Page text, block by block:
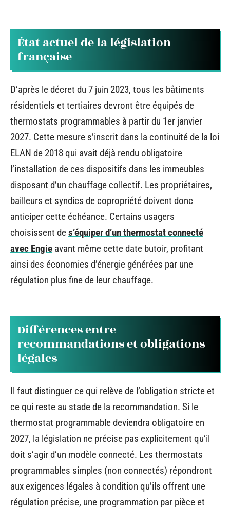
État actuel de la législation
française
D’après le décret du 7 juin 2023, tous les bâtiments
résidentiels et tertiaires devront être équipés de
thermostats programmables à partir du 1er janvier
2027. Cette mesure s’inscrit dans la continuité de la loi
ELAN de 2018 qui avait déjà rendu obligatoire
l’installation de ces dispositifs dans les immeubles
disposant d’un chauffage collectif. Les propriétaires,
bailleurs et syndics de copropriété doivent donc
anticiper cette échéance. Certains usagers
choisissent des’équiper d’un thermostat connecté
avec Engie avant même cette date butoir, profitant
ainsi des économies d’énergie générées par une
régulation plus fine de leur chauffage.
Différences entre
recommandations et obligations
légales
Il faut distinguer ce qui relève de l’obligation stricte et
ce qui reste au stade de la recommandation. Si le
thermostat programmable deviendra obligatoire en
2027, la législation ne précise pas explicitement qu’il
doit s’agir d’un modèle connecté. Les thermostats
programmables simples (non connectés) répondront
aux exigences légales à condition qu’ils offrent une
régulation précise, une programmation par pièce et